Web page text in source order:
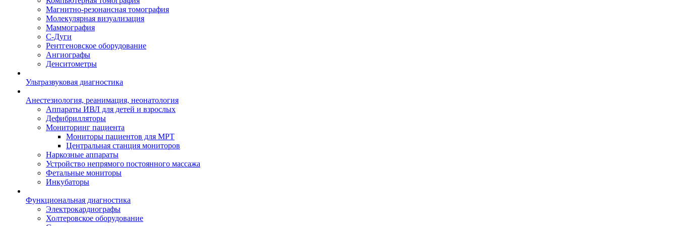
Магнитно-резонансная томография
Молекулярная визуализация
Маммография
С-Дуги
Рентгеновское оборудование
Ангиографы
Денситометры
Ультразвуковая диагностика
Анестезиология, реанимация, неонатология
Аппараты ИВЛ для детей и взрослых
Дефибрилляторы
Мониторинг пациента
Мониторы пациентов для МРТ
Центральная станция мониторов
Наркозные аппараты
Устройство непрямого постоянного массажа
Фетальные мониторы
Инкубаторы
Функциональная диагностика
Электрокардиографы
Холтеровское оборудование